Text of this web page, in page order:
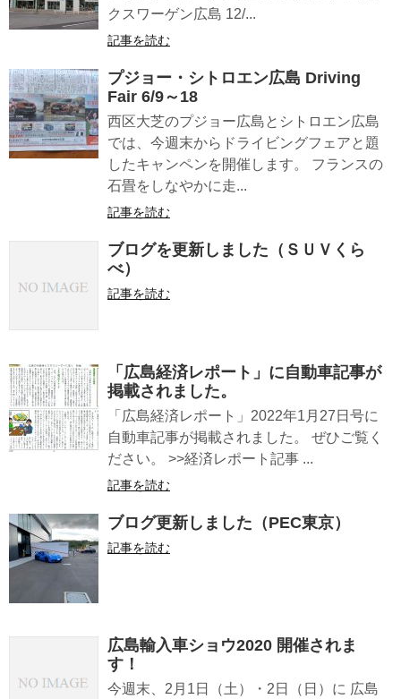
クスワーゲン広島 12/...
記事を読む
プジョー・シトロエン広島 Driving
Fair 6/9～18
西区大芝のプジョー広島とシトロエン広島
では、今週末からドライビングフェアと題
したキャンペンを開催します。 フランスの
石畳をしなやかに走...
記事を読む
ブログを更新しました（ＳＵＶくら
べ）
記事を読む
「広島経済レポート」に自動車記事が
掲載されました。
「広島経済レポート」2022年1月27日号に
自動車記事が掲載されました。 ぜひご覧く
ださい。 >>経済レポート記事 ...
記事を読む
ブログ更新しました（PEC東京）
記事を読む
広島輸入車ショウ2020 開催されま
す！
今週末、2月1日（土）・2日（日）に 広島